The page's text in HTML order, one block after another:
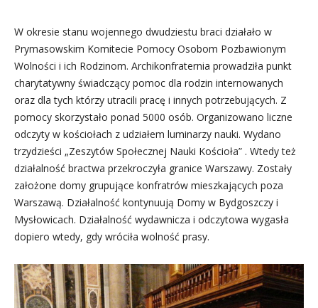
W okresie stanu wojennego dwudziestu braci działało w
Prymasowskim Komitecie Pomocy Osobom Pozbawionym
Wolności i ich Rodzinom. Archikonfraternia prowadziła punkt
charytatywny świadczący pomoc dla rodzin internowanych
oraz dla tych którzy utracili pracę i innych potrzebujących. Z
pomocy skorzystało ponad 5000 osób. Organizowano liczne
odczyty w kościołach z udziałem luminarzy nauki. Wydano
trzydzieści „Zeszytów Społecznej Nauki Kościoła” . Wtedy też
działalność bractwa przekroczyła granice Warszawy. Zostały
założone domy grupujące konfratrów mieszkających poza
Warszawą. Działalność kontynuują Domy w Bydgoszczy i
Mysłowicach. Działalność wydawnicza i odczytowa wygasła
dopiero wtedy, gdy wróciła wolność prasy.